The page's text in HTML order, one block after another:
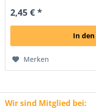
2,45 € *
In den
Merken
Wir sind Mitglied bei: